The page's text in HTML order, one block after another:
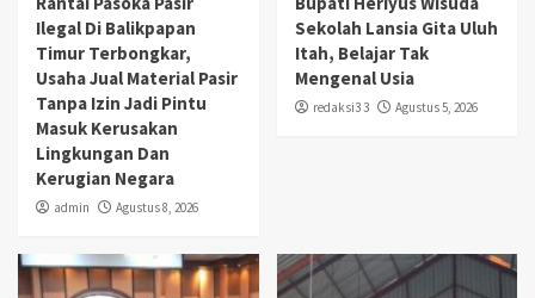
Ilegal Di Balikpapan
Timur Terbongkar,
Usaha Jual Material Pasir
Tanpa Izin Jadi Pintu
Masuk Kerusakan
Lingkungan Dan
Kerugian Negara
admin Agustus 8, 2026
Sekolah Lansia Gita Uluh
Itah, Belajar Tak
Mengenal Usia
redaksi3 3 Agustus 5, 2026